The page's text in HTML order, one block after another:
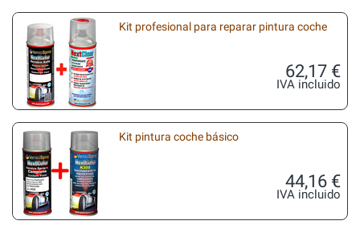
Kit profesional para reparar pintura coche
62,17 €
IVA incluido
Kit pintura coche básico
44,16 €
IVA incluido